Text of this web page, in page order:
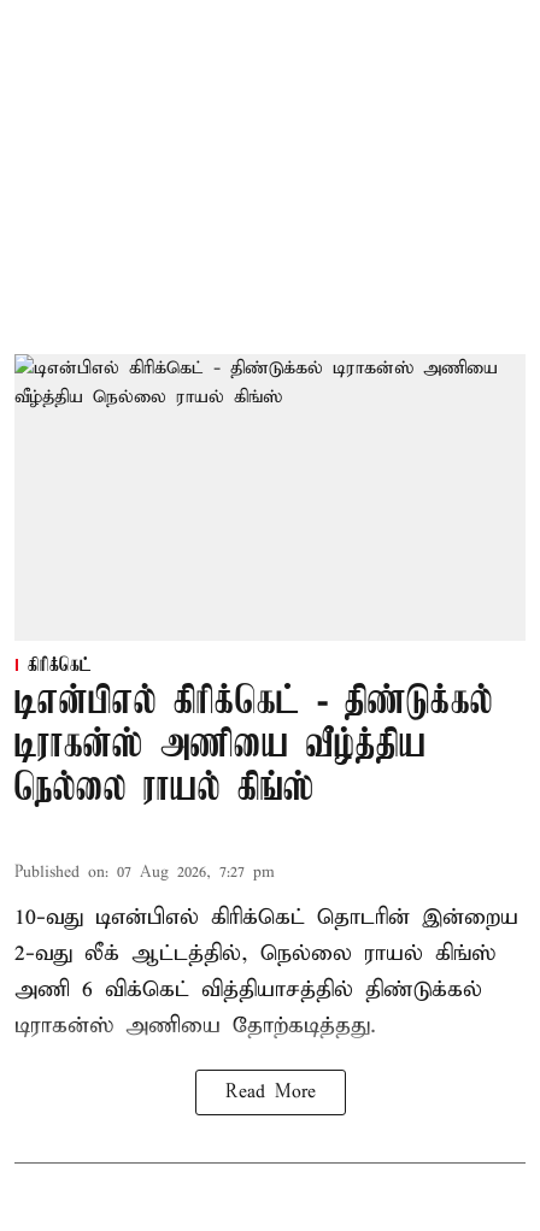
கிரிக்கெட்
டிஎன்பிஎல் கிரிக்கெட் - திண்டுக்கல்
டிராகன்ஸ் அணியை வீழ்த்திய
நெல்லை ராயல் கிங்ஸ்
Published on: 07 Aug 2026, 7:27 pm
10-வது டிஎன்பிஎல் கிரிக்கெட் தொடரின் இன்றைய
2-வது லீக் ஆட்டத்தில், நெல்லை ராயல் கிங்ஸ்
அணி 6 விக்கெட் வித்தியாசத்தில் திண்டுக்கல்
டிராகன்ஸ் அணியை தோற்கடித்தது.
Read More